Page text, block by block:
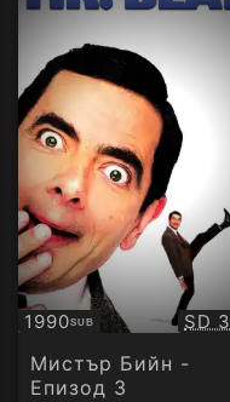
1990SUB
Субтитри SD
Мистър Бийн -
Епизод 3